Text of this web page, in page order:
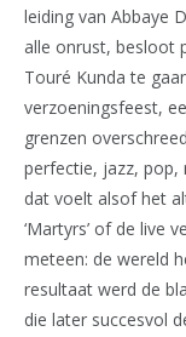
leiding van Abbaye
alle onrust, besloot
Touré Kunda te
verzoeningsfeest,
grenzen
perfectie, jazz,
dat voelt alsof het
‘Martyrs’ of de live
meteen: de wereld
resultaat werd de
die later succesvol